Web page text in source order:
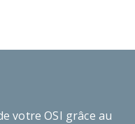
votre OSI grâce au